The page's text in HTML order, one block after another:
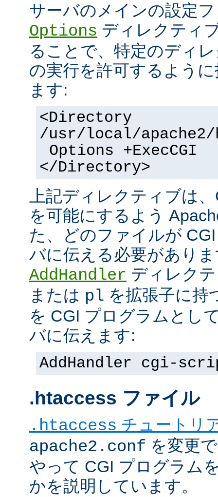
サーバのメインの設定
Options ディレクティ
ることで、特定のディ
の実行を許可するよう
ます:
<Directory
/usr/local/apache2/
Options +ExecCGI
</Directory>
上記ディレクティブは
を可能にするよう
た、どのファイルが
バに伝える必要があり
AddHandler ディレク
または pl を拡張子に持
を CGI プログラムとし
バに伝えます:
AddHandler cgi-
.htaccess ファイル
.htaccess チュートリ
apache2.conf を変更
やって CGI プログラム
かを説明しています。